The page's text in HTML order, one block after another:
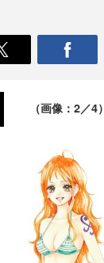
（画像：2／4）